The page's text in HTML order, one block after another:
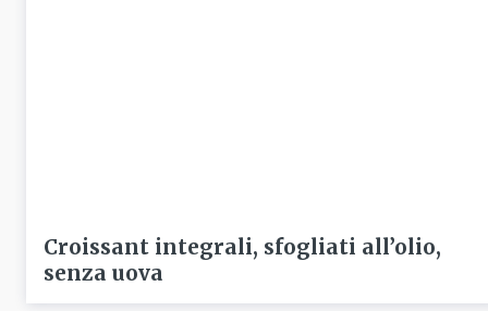
Croissant integrali, sfogliati all’olio,
senza uova